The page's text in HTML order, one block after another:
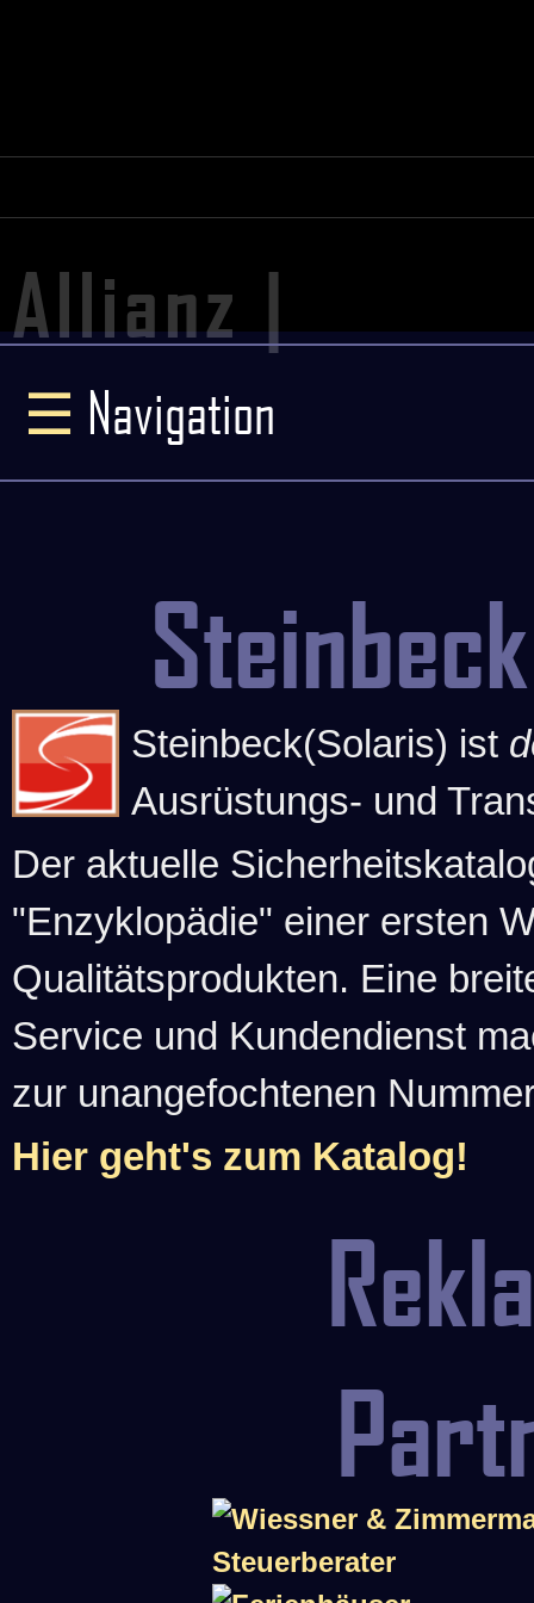
Allianz |
☰ Navigation
Steinbeck(Solaris) ist
Ausrüstungs- und
Der aktuelle
"Enzyklopädie" einer ersten
Qualitätsprodukten. Eine
Service und Kundendienst
zur unangefochtenen
Hier geht's zum Katalog!